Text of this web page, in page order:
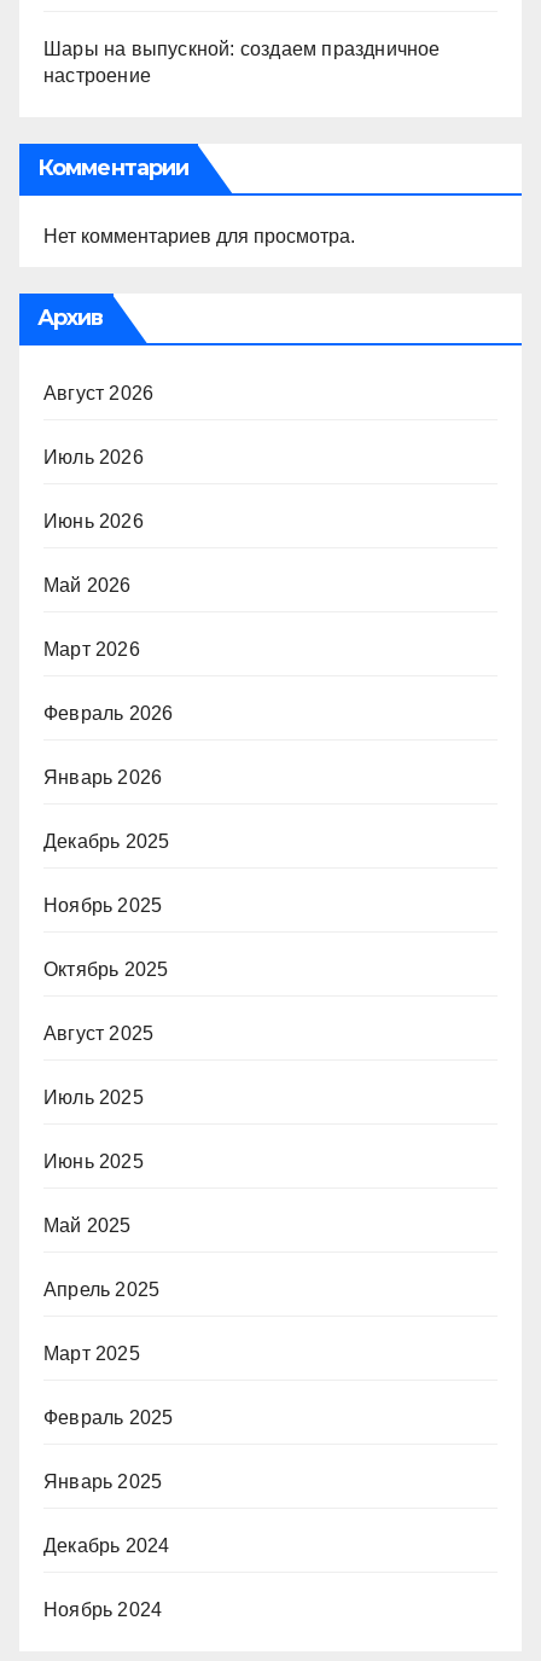
Шары на выпускной: создаем праздничное
настроение
Комментарии
Нет комментариев для просмотра.
Архив
Август 2026
Июль 2026
Июнь 2026
Май 2026
Март 2026
Февраль 2026
Январь 2026
Декабрь 2025
Ноябрь 2025
Октябрь 2025
Август 2025
Июль 2025
Июнь 2025
Май 2025
Апрель 2025
Март 2025
Февраль 2025
Январь 2025
Декабрь 2024
Ноябрь 2024